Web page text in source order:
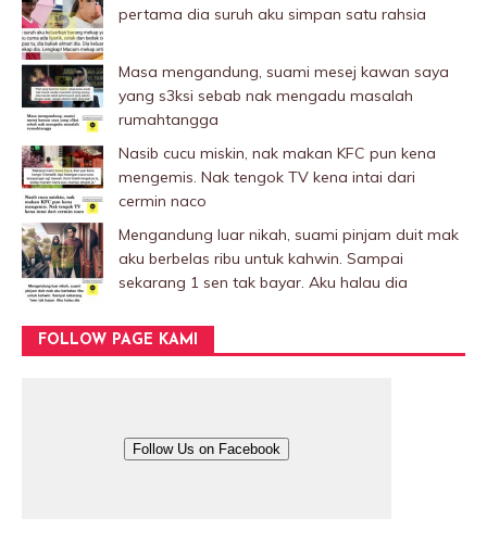
pertama dia suruh aku simpan satu rahsia
Masa mengandung, suami mesej kawan saya
yang s3ksi sebab nak mengadu masalah
rumahtangga
Nasib cucu miskin, nak makan KFC pun kena
mengemis. Nak tengok TV kena intai dari
cermin naco
Mengandung luar nikah, suami pinjam duit mak
aku berbelas ribu untuk kahwin. Sampai
sekarang 1 sen tak bayar. Aku halau dia
FOLLOW PAGE KAMI
Follow Us on Facebook